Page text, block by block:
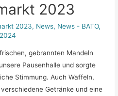
2023
2023, News, News - BATO,
gebrannten Mandeln
Pausenhalle und sorgte
Stimmung. Auch Waffeln,
Getränke und eine